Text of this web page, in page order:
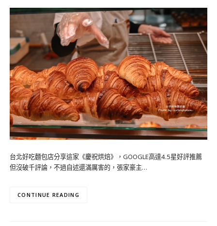
台北好吃麵包店分享這家《慶祝烘焙》，GOOGLE高達4.5星好評推薦
但沒破千評論，不過自述還滿厲害的，張家豪主…
CONTINUE READING